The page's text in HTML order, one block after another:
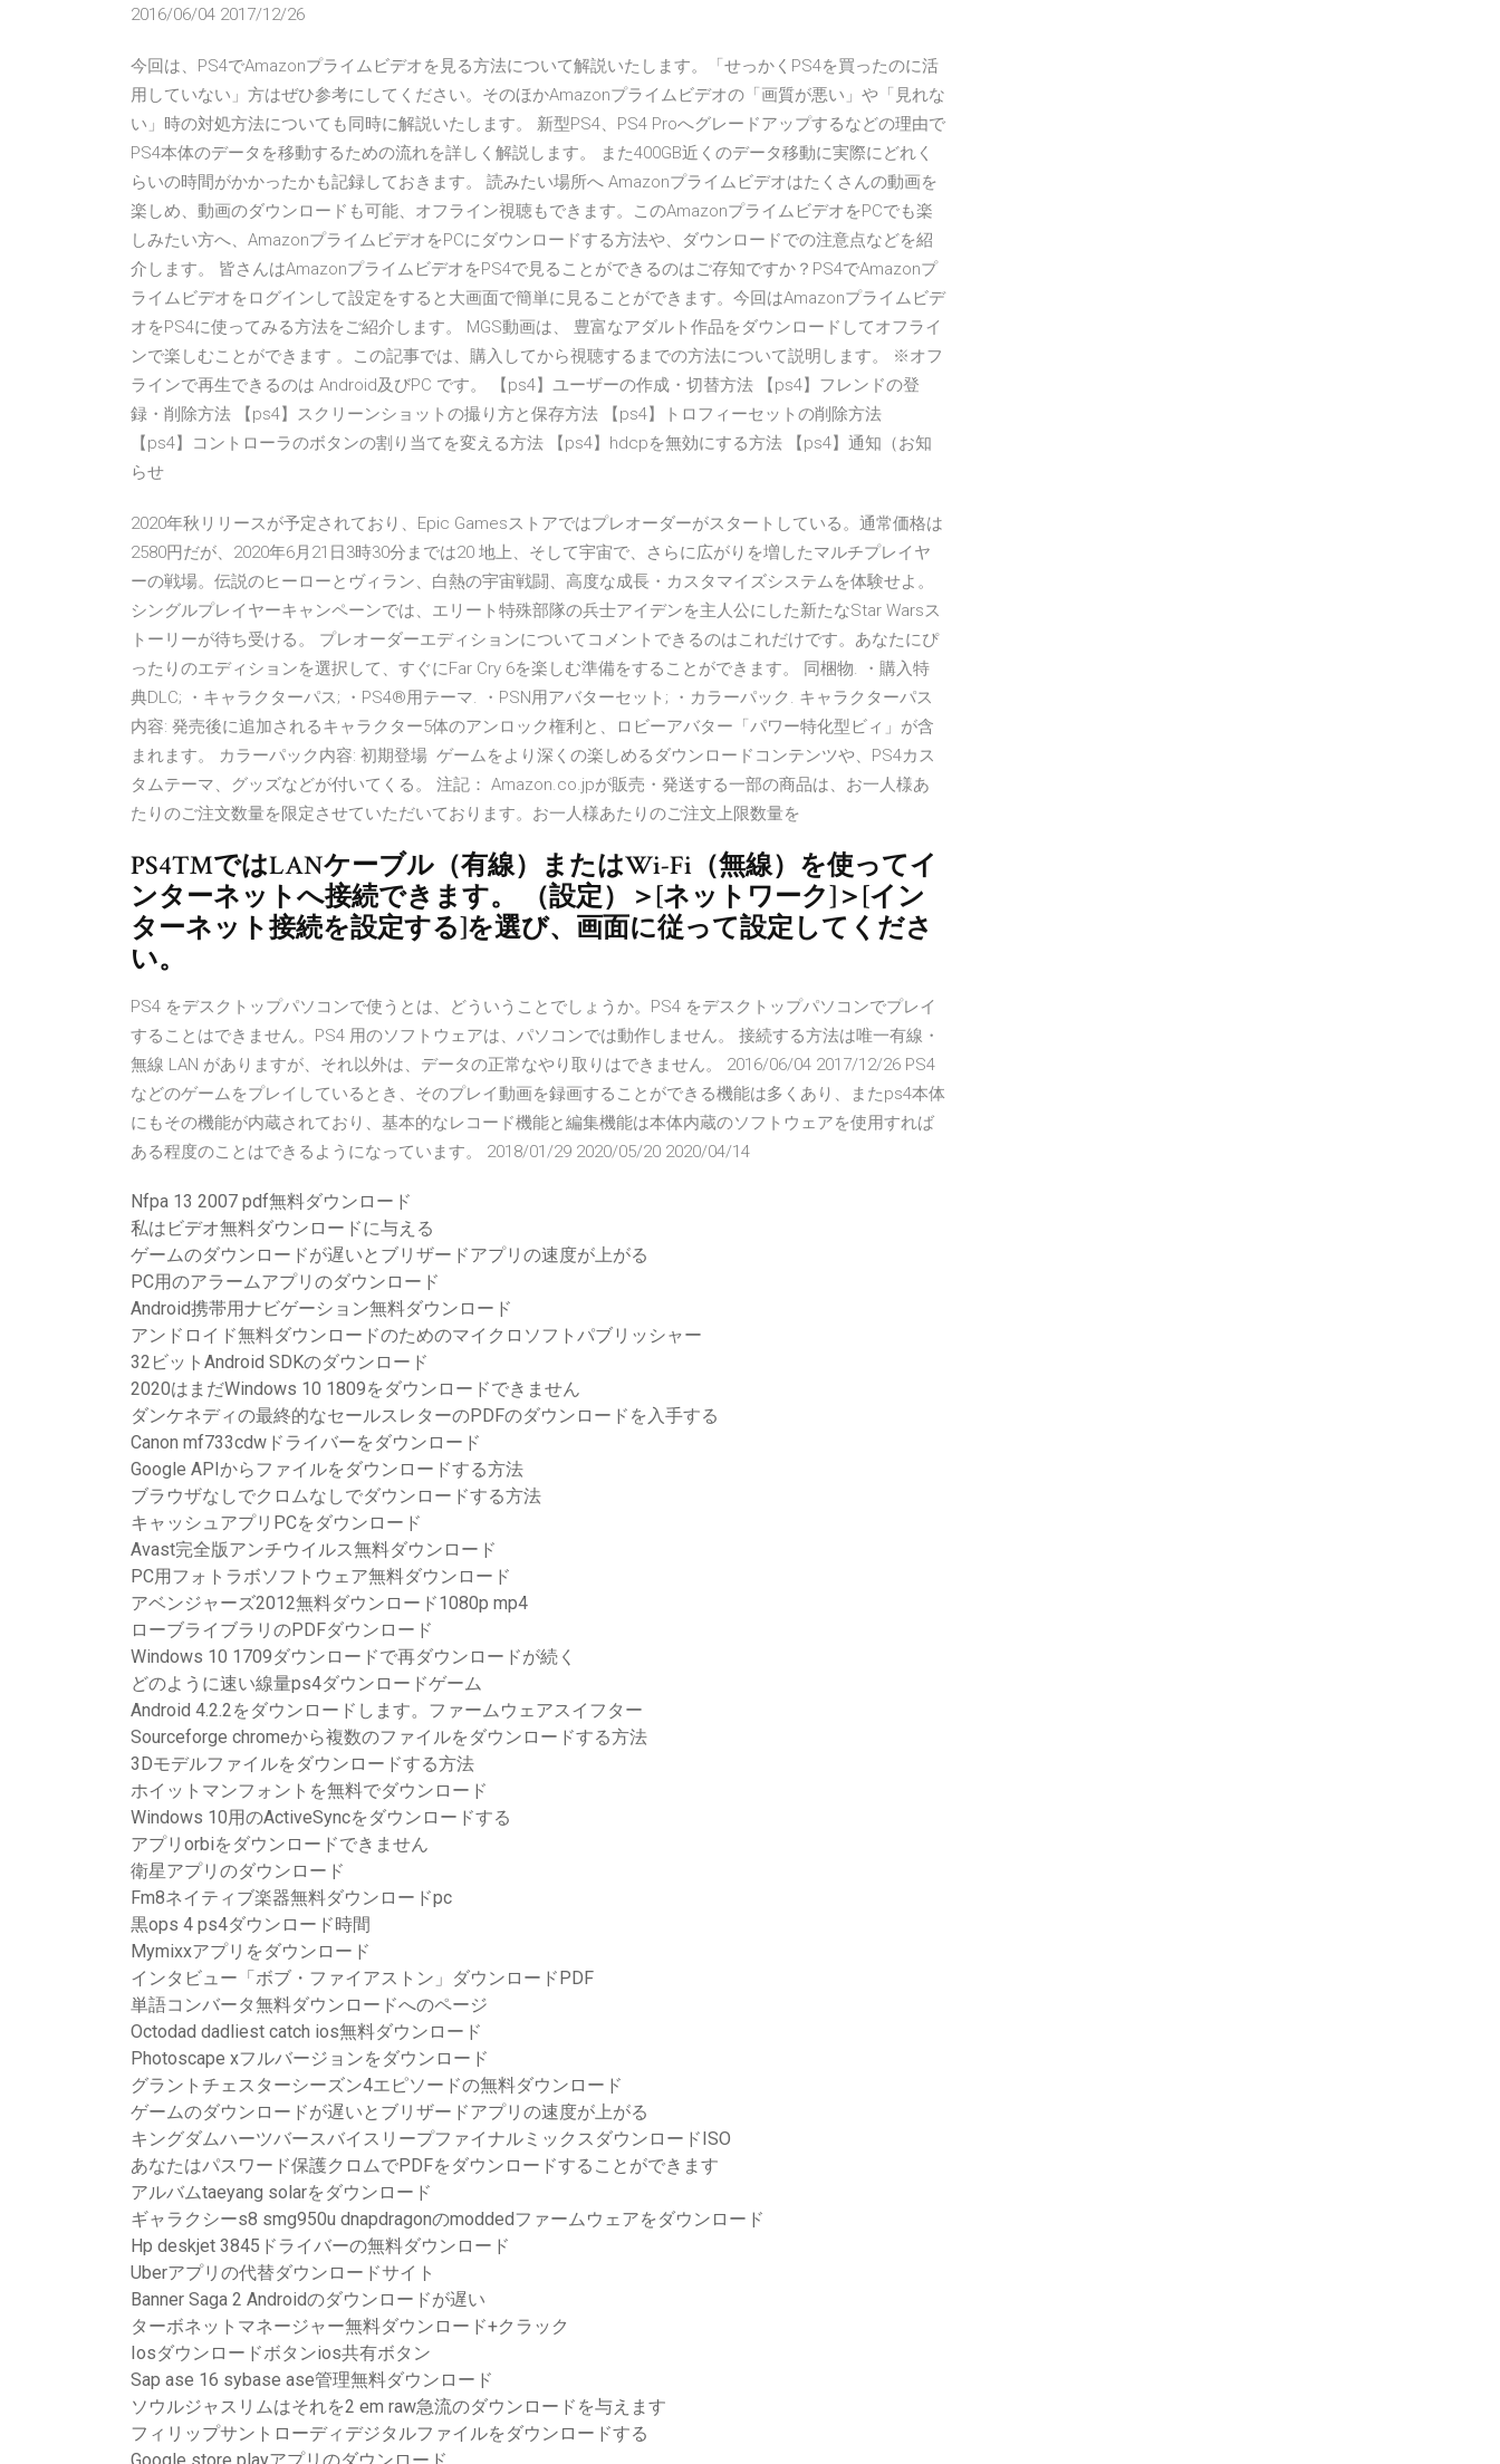
2016/06/04 2017/12/26
今回は、PS4でAmazonプライムビデオを見る方法について解説いたします。「せっかくPS4を買ったのに活
用していない」方はぜひ参考にしてください。そのほかAmazonプライムビデオの「画質が悪い」や「見れな
い」時の対処方法についても同時に解説いたします。 新型PS4、PS4 Proへグレードアップするなどの理由で
PS4本体のデータを移動するための流れを詳しく解説します。 また400GB近くのデータ移動に実際にどれく
らいの時間がかかったかも記録しておきます。 読みたい場所へ Amazonプライムビデオはたくさんの動画を
楽しめ、動画のダウンロードも可能、オフライン視聴もできます。このAmazonプライムビデオをPCでも楽
しみたい方へ、AmazonプライムビデオをPCにダウンロードする方法や、ダウンロードでの注意点などを紹
介します。 皆さんはAmazonプライムビデオをPS4で見ることができるのはご存知ですか？PS4でAmazonプ
ライムビデオをログインして設定をすると大画面で簡単に見ることができます。今回はAmazonプライムビデ
オをPS4に使ってみる方法をご紹介します。 MGS動画は、 豊富なアダルト作品をダウンロードしてオフライ
ンで楽しむことができます 。この記事では、購入してから視聴するまでの方法について説明します。 ※オフ
ラインで再生できるのは Android及びPC です。 【ps4】ユーザーの作成・切替方法 【ps4】フレンドの登
録・削除方法 【ps4】スクリーンショットの撮り方と保存方法 【ps4】トロフィーセットの削除方法
【ps4】コントローラのボタンの割り当てを変える方法 【ps4】hdcpを無効にする方法 【ps4】通知（お知
らせ
2020年秋リリースが予定されており、Epic Gamesストアではプレオーダーがスタートしている。通常価格は
2580円だが、2020年6月21日3時30分までは20 地上、そして宇宙で、さらに広がりを増したマルチプレイヤ
ーの戦場。伝説のヒーローとヴィラン、白熱の宇宙戦闘、高度な成長・カスタマイズシステムを体験せよ。
シングルプレイヤーキャンペーンでは、エリート特殊部隊の兵士アイデンを主人公にした新たなStar Warsス
トーリーが待ち受ける。 プレオーダーエディションについてコメントできるのはこれだけです。あなたにぴ
ったりのエディションを選択して、すぐにFar Cry 6を楽しむ準備をすることができます。 同梱物. ・購入特
典DLC; ・キャラクターパス; ・PS4®用テーマ. ・PSN用アバターセット; ・カラーパック. キャラクターパス
内容: 発売後に追加されるキャラクター5体のアンロック権利と、ロビーアバター「パワー特化型ビィ」が含
まれます。 カラーパック内容: 初期登場 ゲームをより深くの楽しめるダウンロードコンテンツや、PS4カス
タムテーマ、グッズなどが付いてくる。 注記： Amazon.co.jpが販売・発送する一部の商品は、お一人様あ
たりのご注文数量を限定させていただいております。お一人様あたりのご注文上限数量を
PS4™ではLANケーブル（有線）またはWi-Fi（無線）を使ってイ
ンターネットへ接続できます。 （設定）＞[ネットワーク]＞[イン
ターネット接続を設定する]を選び、画面に従って設定してくださ
い。
PS4 をデスクトップパソコンで使うとは、どういうことでしょうか。PS4 をデスクトップパソコンでプレイ
することはできません。PS4 用のソフトウェアは、パソコンでは動作しません。 接続する方法は唯一有線・
無線 LAN がありますが、それ以外は、データの正常なやり取りはできません。 2016/06/04 2017/12/26 PS4
などのゲームをプレイしているとき、そのプレイ動画を録画することができる機能は多くあり、またps4本体
にもその機能が内蔵されており、基本的なレコード機能と編集機能は本体内蔵のソフトウェアを使用すれば
ある程度のことはできるようになっています。 2018/01/29 2020/05/20 2020/04/14
Nfpa 13 2007 pdf無料ダウンロード
私はビデオ無料ダウンロードに与える
ゲームのダウンロードが遅いとブリザードアプリの速度が上がる
PC用のアラームアプリのダウンロード
Android携帯用ナビゲーション無料ダウンロード
アンドロイド無料ダウンロードのためのマイクロソフトパブリッシャー
32ビットAndroid SDKのダウンロード
2020はまだWindows 10 1809をダウンロードできません
ダンケネディの最終的なセールスレターのPDFのダウンロードを入手する
Canon mf733cdwドライバーをダウンロード
Google APIからファイルをダウンロードする方法
ブラウザなしでクロムなしでダウンロードする方法
キャッシュアプ​​リPCをダウンロード
Avast完全版アンチウイルス無料ダウンロード
PC用フォトラボソフトウェア無料ダウンロード
アベンジャーズ2012無料ダウンロード1080p mp4
ローブライブラリのPDFダウンロード
Windows 10 1709ダウンロードで再ダウンロードが続く
どのように速い線量ps4ダウンロードゲーム
Android 4.2.2をダウンロードします。ファームウェアスイフター
Sourceforge chromeから複数のファイルをダウンロードする方法
3Dモデルファイルをダウンロードする方法
ホイットマンフォントを無料でダウンロード
Windows 10用のActiveSyncをダウンロードする
アプリorbiをダウンロードできません
衛星アプリのダウンロード
Fm8ネイティブ楽器無料ダウンロードpc
黒ops 4 ps4ダウンロード時間
Mymixxアプリをダウンロード
インタビュー「ボブ・ファイアストン」ダウンロードPDF
単語コンバータ無料ダウンロードへのページ
Octodad dadliest catch ios無料ダウンロード
Photoscape xフルバージョンをダウンロード
グラントチェスターシーズン4エピソードの無料ダウンロード
ゲームのダウンロードが遅いとブリザードアプリの速度が上がる
キングダムハーツバースバイスリープファイナルミックスダウンロードISO
あなたはパスワード保護クロムでPDFをダウンロードすることができます
アルバムtaeyang solarをダウンロード
ギャラクシーs8 smg950u dnapdragonのmoddedファームウェアをダウンロード
Hp deskjet 3845ドライバーの無料ダウンロード
Uberアプリの代替ダウンロードサイト
Banner Saga 2 Androidのダウンロードが遅い
ターボネットマネージャー無料ダウンロード+クラック
Iosダウンロードボタンios共有ボタン
Sap ase 16 sybase ase管理無料ダウンロード
ソウルジャスリムはそれを2 em raw急流のダウンロードを与えます
フィリップサントローディデジタルファイルをダウンロードする